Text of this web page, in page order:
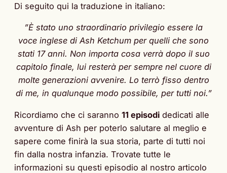
Di seguito qui la traduzione in italiano:
”È stato uno straordinario privilegio essere la
voce inglese di Ash Ketchum per quelli che sono
stati 17 anni. Non importa cosa verrà dopo il suo
capitolo finale, lui resterà per sempre nel cuore di
molte generazioni avvenire. Lo terrò fisso dentro
di me, in qualunque modo possibile, per tutti noi.”
Ricordiamo che ci saranno 11 episodi dedicati alle
avventure di Ash per poterlo salutare al meglio e
sapere come finirà la sua storia, parte di tutti noi
fin dalla nostra infanzia. Trovate tutte le
informazioni su questi episodio al nostro articolo